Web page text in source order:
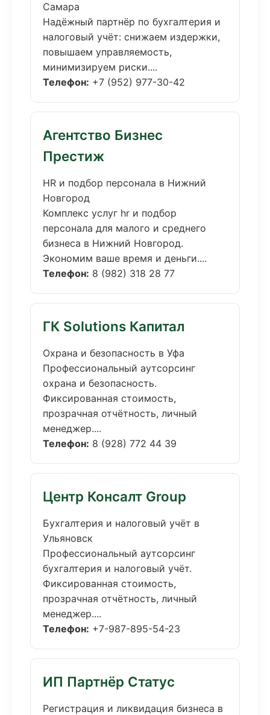
Самара
Надёжный партнёр по бухгалтерия и
налоговый учёт: снижаем издержки,
повышаем управляемость,
минимизируем риски....
Телефон: +7 (952) 977-30-42
Агентство Бизнес
Престиж
HR и подбор персонала в Нижний
Новгород
Комплекс услуг hr и подбор
персонала для малого и среднего
бизнеса в Нижний Новгород.
Экономим ваше время и деньги....
Телефон: 8 (982) 318 28 77
ГК Solutions Капитал
Охрана и безопасность в Уфа
Профессиональный аутсорсинг
охрана и безопасность.
Фиксированная стоимость,
прозрачная отчётность, личный
менеджер....
Телефон: 8 (928) 772 44 39
Центр Консалт Group
Бухгалтерия и налоговый учёт в
Ульяновск
Профессиональный аутсорсинг
бухгалтерия и налоговый учёт.
Фиксированная стоимость,
прозрачная отчётность, личный
менеджер....
Телефон: +7-987-895-54-23
ИП Партнёр Статус
Регистрация и ликвидация бизнеса в